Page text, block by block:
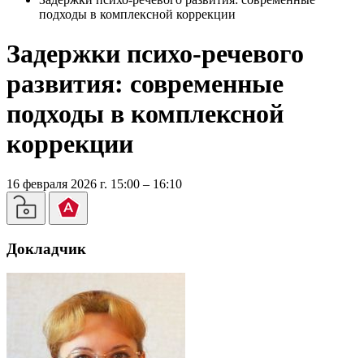
подходы в комплексной коррекции
Задержки психо-речевого
развития: современные
подходы в комплексной
коррекции
16 февраля 2026 г. 15:00 – 16:10
Докладчик